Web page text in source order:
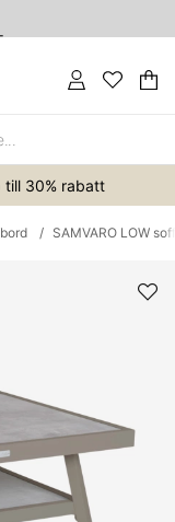
.
till 30% rabatt
SAMVARO LOW